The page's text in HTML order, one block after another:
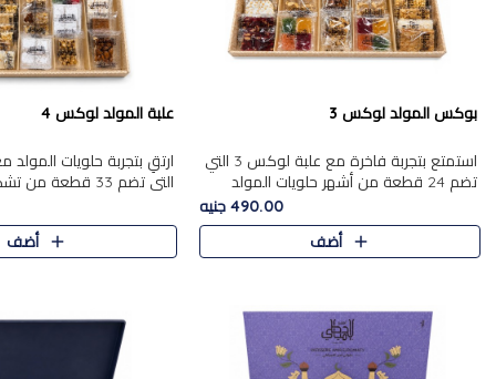
بوكس المولد لوكس 3
استمتع بتجربة فاخرة مع علبة لوكس 3 التي
تضم 24 قطعة من أشهر حلويات المولد
الشرقية المختارة بعناية. تحتوي التشكيلة على
الجزرية بالفول، والملب..
490.00 جنيه
أضف
علبة المولد لوكس 4
التي تضم 33 قطعة
ومتنوعة من أشهر
العلبة على الجزرية بالفول،..
أضف